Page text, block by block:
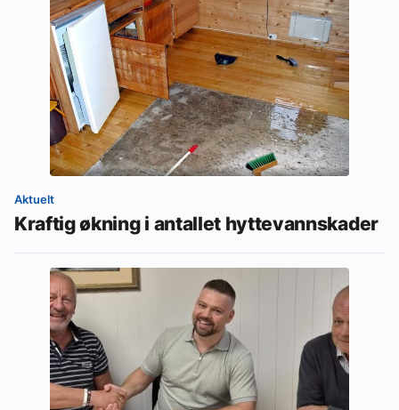
Aktuelt
Kraftig økning i antallet hyttevannskader